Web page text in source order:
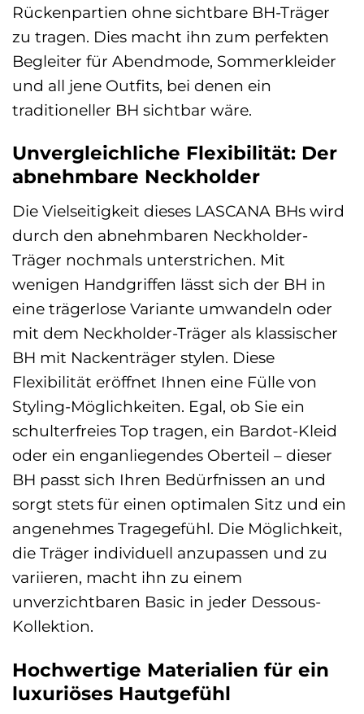
Rückenpartien ohne sichtbare BH-Träger
zu tragen. Dies macht ihn zum perfekten
Begleiter für Abendmode, Sommerkleider
und all jene Outfits, bei denen ein
traditioneller BH sichtbar wäre.
Unvergleichliche Flexibilität: Der
abnehmbare Neckholder
Die Vielseitigkeit dieses LASCANA BHs wird
durch den abnehmbaren Neckholder-
Träger nochmals unterstrichen. Mit
wenigen Handgriffen lässt sich der BH in
eine trägerlose Variante umwandeln oder
mit dem Neckholder-Träger als klassischer
BH mit Nackenträger stylen. Diese
Flexibilität eröffnet Ihnen eine Fülle von
Styling-Möglichkeiten. Egal, ob Sie ein
schulterfreies Top tragen, ein Bardot-Kleid
oder ein enganliegendes Oberteil – dieser
BH passt sich Ihren Bedürfnissen an und
sorgt stets für einen optimalen Sitz und ein
angenehmes Tragegefühl. Die Möglichkeit,
die Träger individuell anzupassen und zu
variieren, macht ihn zu einem
unverzichtbaren Basic in jeder Dessous-
Kollektion.
Hochwertige Materialien für ein
luxuriöses Hautgefühl